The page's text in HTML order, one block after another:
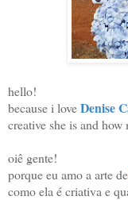
hello!
because i loveDenise
creative she is and
oiê gente!
porque eu amo a arte de
como ela é criativa e